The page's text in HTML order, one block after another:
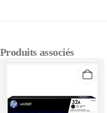
Produits associés